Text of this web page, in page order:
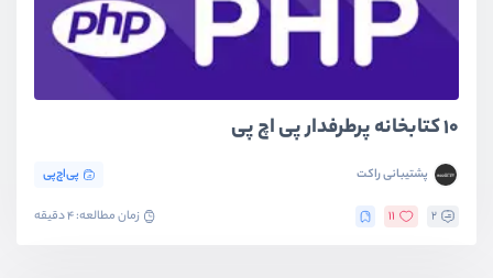
10 کتابخانه پرطرفدار پی اچ پی
پشتیبانی راکت پی‌اچ‌پی
2
11 زمان مطالعه: 4 دقیقه